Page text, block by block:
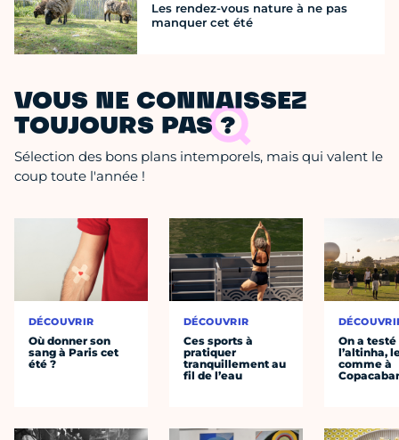
Les rendez-vous nature à ne pas
manquer cet été
VOUS NE CONNAISSEZ
TOUJOURS PAS ?
Sélection des bons plans intemporels, mais qui valent le
coup toute l'année !
DÉCOUVRIR
Où donner son
sang à Paris cet
été ?
DÉCOUVRIR
Ces sports à
pratiquer
tranquillement au
fil de l’eau
On a testé
l’altinha,
comme à